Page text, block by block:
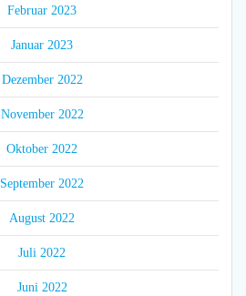
Februar 2023
Januar 2023
Dezember 2022
November 2022
Oktober 2022
September 2022
August 2022
Juli 2022
Juni 2022